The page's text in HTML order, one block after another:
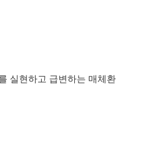
실현하고 급변하는 매체환